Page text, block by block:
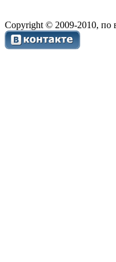
Copyright © 2009-2010, по